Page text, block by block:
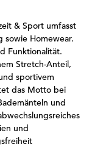
& Sport umfasst
sowie Homewear.
Funktionalität.
Stretch-Anteil,
sportivem
das Motto bei
und
und